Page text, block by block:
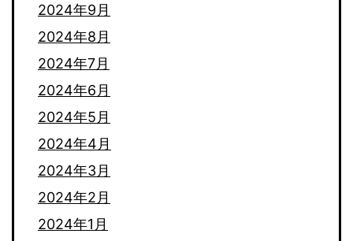
2024年9月
2024年8月
2024年7月
2024年6月
2024年5月
2024年4月
2024年3月
2024年2月
2024年1月